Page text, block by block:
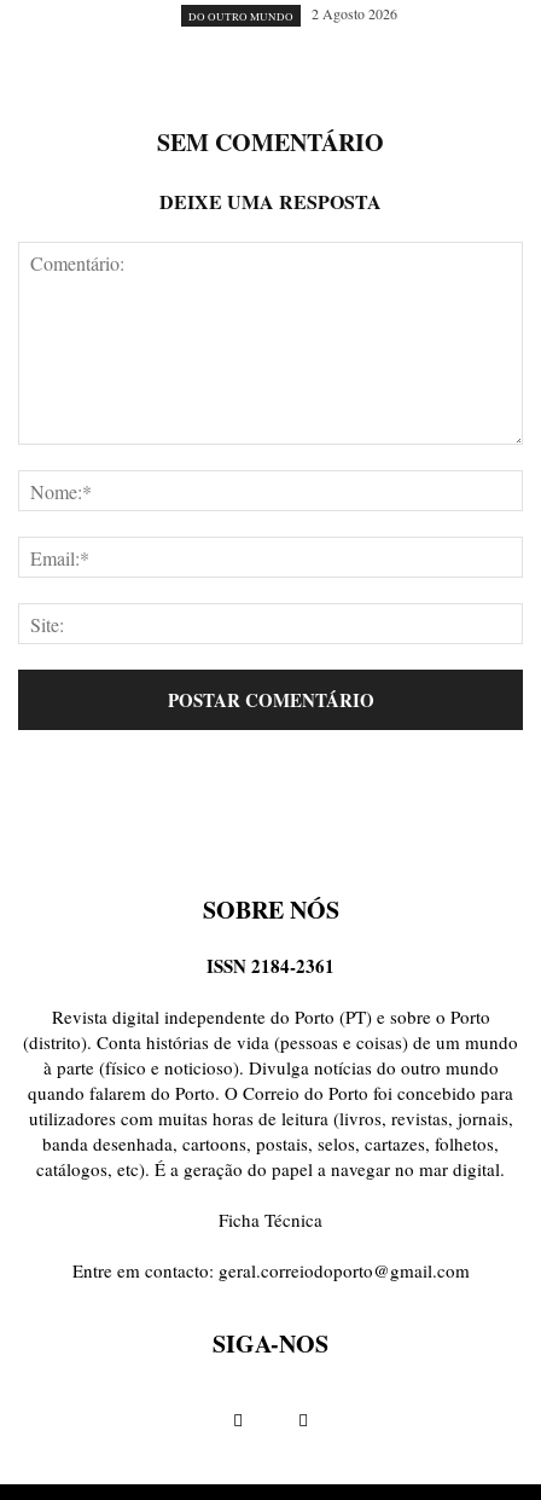
DO OUTRO MUNDO 2 Agosto 2026
SEM COMENTÁRIO
DEIXE UMA RESPOSTA
SOBRE NÓS
ISSN 2184-2361
Revista digital independente do Porto (PT) e sobre o Porto
(distrito). Conta histórias de vida (pessoas e coisas) de um mundo
à parte (físico e noticioso). Divulga notícias do outro mundo
quando falarem do Porto. O Correio do Porto foi concebido para
utilizadores com muitas horas de leitura (livros, revistas, jornais,
banda desenhada, cartoons, postais, selos, cartazes, folhetos,
catálogos, etc). É a geração do papel a navegar no mar digital.
Ficha Técnica
Entre em contacto: geral.correiodoporto@gmail.com
SIGA-NOS